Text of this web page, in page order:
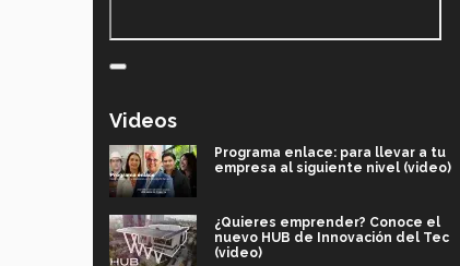
Videos
Programa enlace: para llevar a tu
empresa al siguiente nivel (video)
¿Quieres emprender? Conoce el
nuevo HUB de Innovación del Tec
(video)